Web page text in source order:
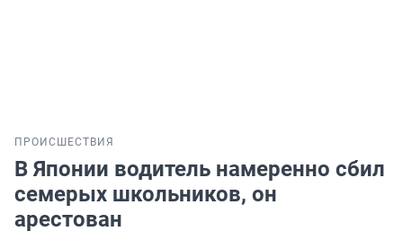
ПРОИСШЕСТВИЯ
В Японии водитель намеренно сбил
семерых школьников, он
арестован